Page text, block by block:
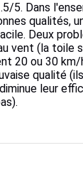
5. Dans
qualités,
Deux
vent (la toile
20 ou 30 km/
qualité
leur